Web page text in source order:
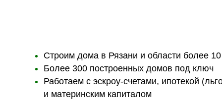
Строим дома в Рязани и области более 10
Более 300 построенных домов под ключ
Работаем с эскроу-счетами, ипотекой
и материнским капиталом